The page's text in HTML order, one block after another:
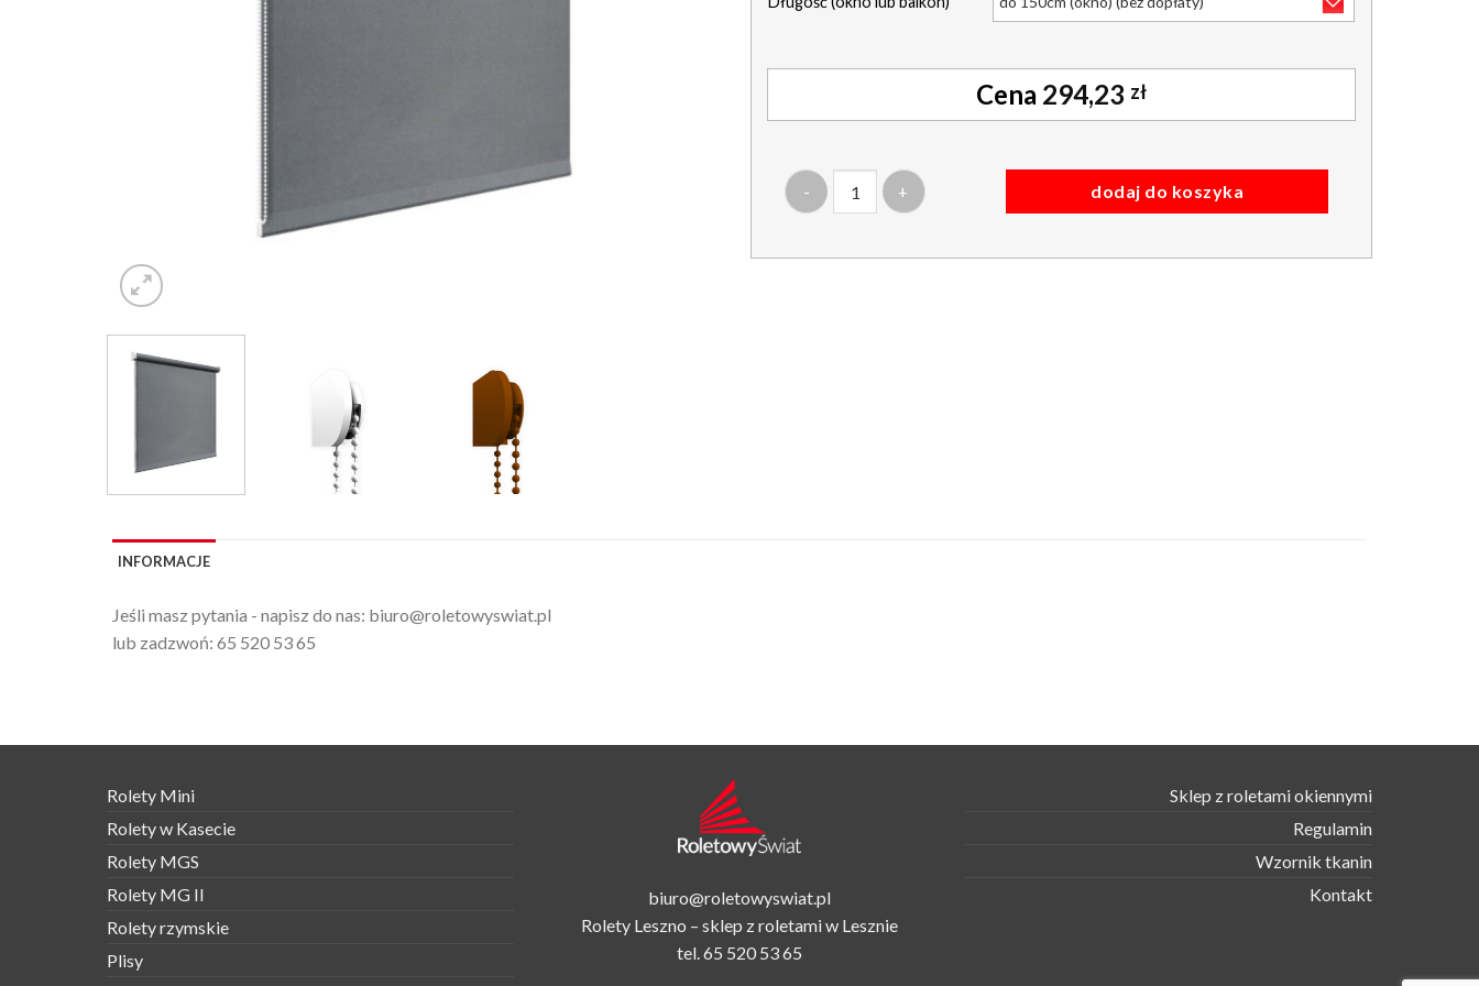
ilość roleta montowana do ściany na bokach metalowych termo zaciemnienie 100% srebrna z
dodaj do koszyka
294,23 zł
INFORMACJE
Jeśli masz pytania - napisz do nas: biuro@roletowyswiat.pl
lub zadzwoń: 65 520 53 65
Rolety Mini
Rolety w Kasecie
Rolety MGS
Rolety MG II
Rolety rzymskie
Plisy
biuro@roletowyswiat.pl
Rolety Leszno – sklep z roletami w Lesznie
tel.65 520 53 65
Sklep z roletami okiennymi
Regulamin
Wzornik tkanin
Kontakt